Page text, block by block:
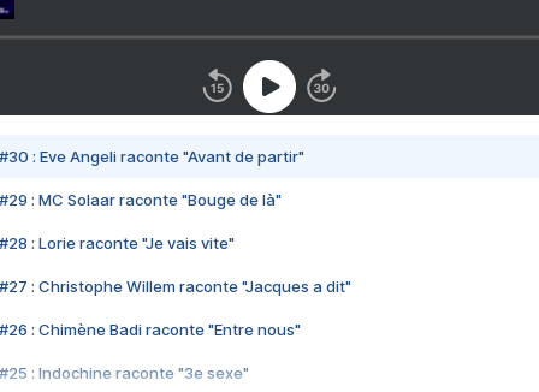
#30 : Eve Angeli raconte "Avant de partir"
#29 : MC Solaar raconte "Bouge de là"
#28 : Lorie raconte "Je vais vite"
#27 : Christophe Willem raconte "Jacques a dit"
#26 : Chimène Badi raconte "Entre nous"
#25 : Indochine raconte "3e sexe"